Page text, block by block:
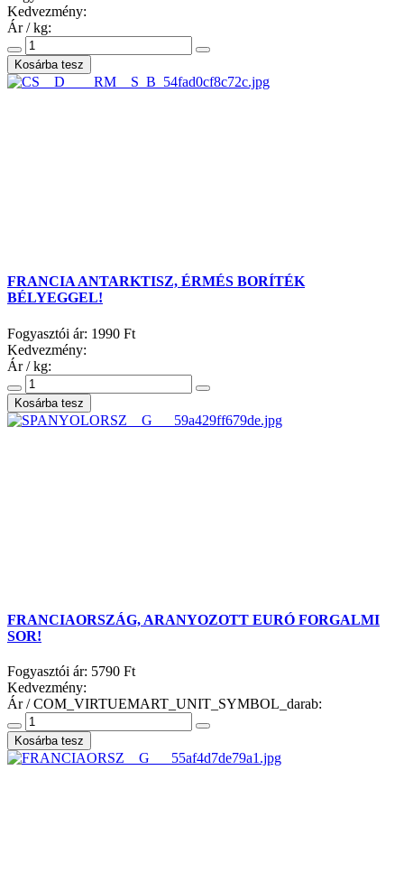
Kedvezmény:
Ár / kg:
FRANCIA ANTARKTISZ, ÉRMÉS BORÍTÉK
BÉLYEGGEL!
Fogyasztói ár: 1990 Ft
Kedvezmény:
Ár / kg:
FRANCIAORSZÁG, ARANYOZOTT EURÓ FORGALMI
SOR!
Fogyasztói ár: 5790 Ft
Kedvezmény:
Ár / COM_VIRTUEMART_UNIT_SYMBOL_darab: